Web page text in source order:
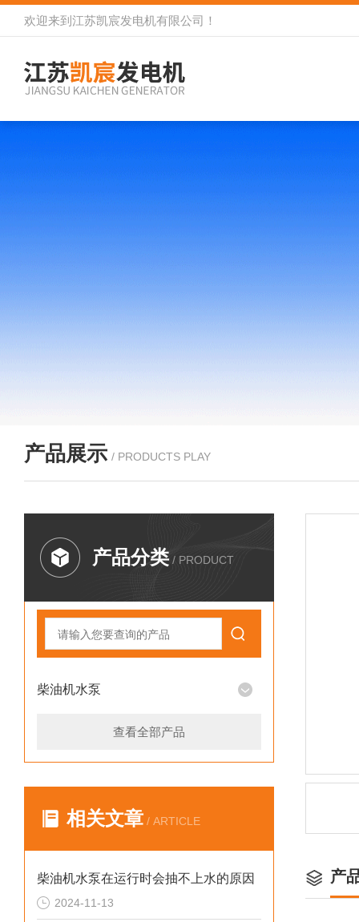
欢迎来到 江苏凯宸发电机有限公司 ！
产品展示 / PRODUCTS PLAY
产品分类 / PRODUCT
柴油机水泵
查看全部产品
相关文章 / ARTICLE
柴油机水泵在运行时会抽不上水的原因
2024-11-13
产